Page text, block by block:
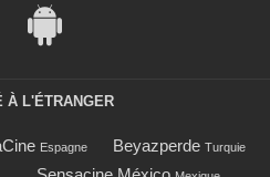
À L'ÉTRANGER
Espagne Beyazperde Turquie